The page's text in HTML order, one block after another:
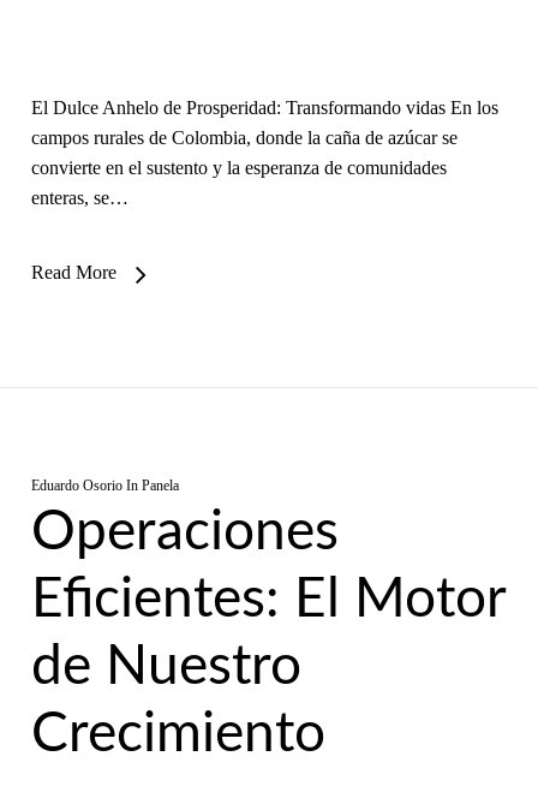
El Dulce Anhelo de Prosperidad: Transformando vidas En los
campos rurales de Colombia, donde la caña de azúcar se
convierte en el sustento y la esperanza de comunidades
enteras, se…
Read More
Eduardo Osorio In Panela
Operaciones
Eficientes: El Motor
de Nuestro
Crecimiento